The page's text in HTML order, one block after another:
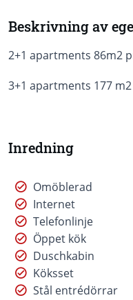
Beskrivning av
2+1 apartments 86m2
3+1 apartments 177
Inredning
Omöblerad
Internet
Telefonlinje
Öppet kök
Duschkabin
Köksset
Stål entrédörrar